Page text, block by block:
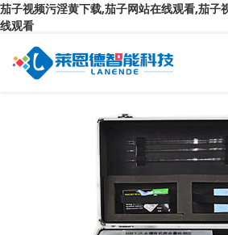
茄子视频污淫黄下载,茄子网站在线观看,茄子
线观看